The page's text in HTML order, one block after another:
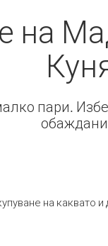
на
пари.
на